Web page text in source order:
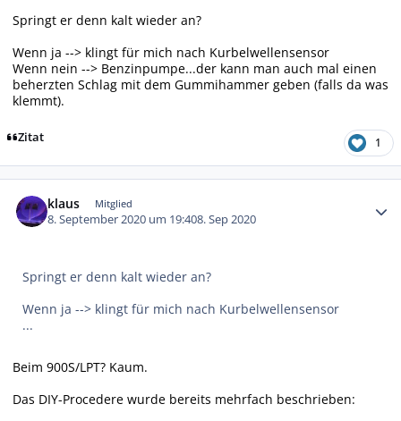
Springt er denn kalt wieder an?
Wenn ja --> klingt für mich nach Kurbelwellensensor
Wenn nein --> Benzinpumpe...der kann man auch mal einen
beherzten Schlag mit dem Gummihammer geben (falls da was
klemmt).
Zitat 1
klaus Mitglied
8. September 2020 um 19:408. Sep 2020
Springt er denn kalt wieder an?
Wenn ja --> klingt für mich nach Kurbelwellensensor
...
Beim 900S/LPT? Kaum.
Das DIY-Procedere wurde bereits mehrfach beschrieben: